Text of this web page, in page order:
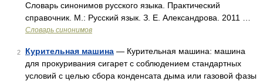
Словарь синонимов русского языка. Практический
справочник. М.: Русский язык. З. Е. Александрова. 2011 …
Словарь синонимов
2 Курительная машина — Курительная машина: машина
для прокуривания сигарет с соблюдением стандартных
условий с целью сбора конденсата дыма или газовой фазы